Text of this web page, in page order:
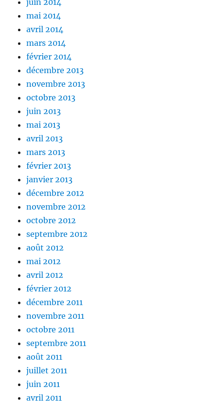
juin 2014
mai 2014
avril 2014
mars 2014
février 2014
décembre 2013
novembre 2013
octobre 2013
juin 2013
mai 2013
avril 2013
mars 2013
février 2013
janvier 2013
décembre 2012
novembre 2012
octobre 2012
septembre 2012
août 2012
mai 2012
avril 2012
février 2012
décembre 2011
novembre 2011
octobre 2011
septembre 2011
août 2011
juillet 2011
juin 2011
avril 2011